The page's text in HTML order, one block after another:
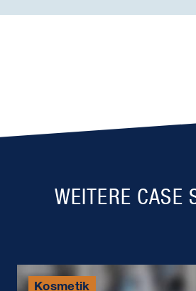
WEITERE CASE
Kosmetik